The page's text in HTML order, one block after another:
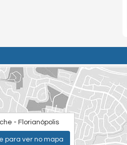
- Florianópolis
para ver no mapa